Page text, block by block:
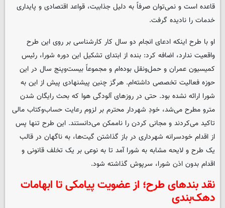
قاعده است و نمی‌توان صرفاً به دلیل جذابیت، قواعد اقتصادی و پایداری
خدمات را نادیده گرفت.
او با طرح اینکه ادعای انجام دو سال کار کارشناسی بر روی این طرح
واقعیت ندارد، اضافه کرد: بنده از ابتدای تشکیل این دوره شورا، رئیس
کمیسیون عمران و حمل‌ونقل بوده‌ام و مجموعاً بیست‌وپنج سال در این
حوزه فعالیت تخصصی داشته‌ام. هرگز چنین پیشنهادی پیش از این به
شورا ارائه نشده بود. حتی در روزهای آلودگی هوا که بحث رایگان شدن
مترو مطرح می‌شد، خودِ شهردار محترم بر لزوم رعایت حساب‌وکتاب مالی
تاکید می‌کردند و مجانی کردن را ناممکن می‌دانستند. این طرح تنها پس
از اقدام خودسرانه شهرداری در باز گذاشتن گیت‌ها، به ناگهان در قالب
یک طرح و لایحه مشابه به شورا آمد تا به نوعی بر یک تخلف قانونی و
اقدام بدون اذن شورا، سرپوش گذاشته شود.
نقد بندهای طرح؛ از عضویت پیامکی تا ابهامات
دهک‌بندی